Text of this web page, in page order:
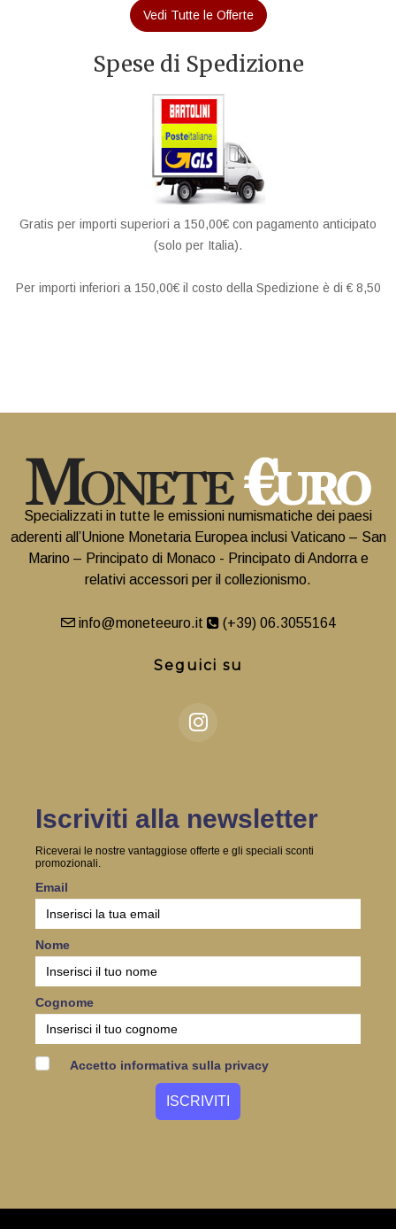
Vedi Tutte le Offerte
Spese di Spedizione
Gratis per importi superiori a 150,00€ con pagamento anticipato
(solo per Italia).
Per importi inferiori a 150,00€ il costo della Spedizione è di € 8,50
Specializzati in tutte le emissioni numismatiche dei paesi
aderenti all’Unione Monetaria Europea inclusi Vaticano – San
Marino – Principato di Monaco - Principato di Andorra e
relativi accessori per il collezionismo.
info@moneteeuro.it (+39) 06.3055164
Seguici su
Iscriviti alla newsletter
Riceverai le nostre vantaggiose offerte e gli speciali sconti
promozionali.
Email
Nome
Cognome
Accetto informativa sulla privacy